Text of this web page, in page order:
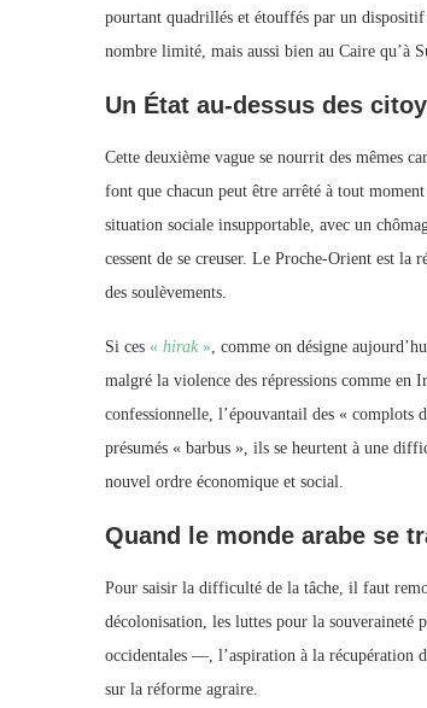
pourtant quadrillés et étouffés par un dispositif
nombre limité, mais aussi bien au Caire qu’à
Un État au-dessus des
Cette deuxième vague se nourrit des mêmes
font que chacun peut être arrêté à tout
situation sociale insupportable, avec un
cessent de se creuser. Le Proche-Orient est
des soulèvements.
Si ces « hirak », comme on désigne
malgré la violence des répressions comme en
confessionnelle, l’épouvantail des « complots
présumés « barbus », ils se heurtent à une
nouvel ordre économique et social.
Quand le monde arabe se
Pour saisir la difficulté de la tâche, il faut
décolonisation, les luttes pour la souveraineté
occidentales —, l’aspiration à la récupération
sur la réforme agraire.